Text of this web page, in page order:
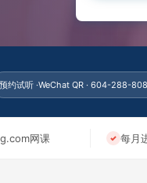
预约试听 ·WeChat QR · 604-288-
网课 每月